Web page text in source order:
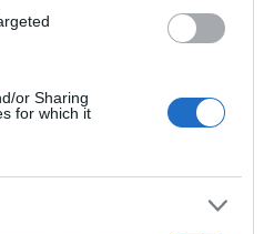
or Sharing
for which it
του να απαντήσει στον
Π.Ε, όπως και έκανε,
που επίσης του